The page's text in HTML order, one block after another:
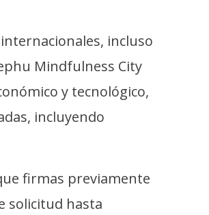
incluso
Mindfulness City
y tecnológico,
incluyendo
firmas previamente
solicitud hasta